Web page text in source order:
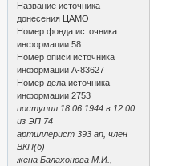
Название источника
донесения ЦАМО
Номер фонда источника
информации 58
Номер описи источника
информации А-83627
Номер дела источника
информации 2753
поступил 18.06.1944 в 12.00
из ЭП 74
артиллерист 393 ап, член
ВКП(б)
жена Балахонова М.И.,